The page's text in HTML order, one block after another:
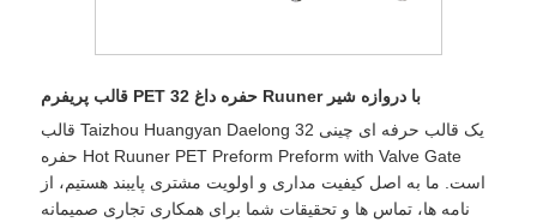
قالب پریفرم PET 32 حفره داغ Ruuner با دروازه شیر
قالب Taizhou Huangyan Daelong یک قالب حرفه ای چینی 32
حفره Hot Ruuner PET Preform Preform with Valve Gate
است. ما به اصل کیفیت مداری و اولویت مشتری پایبند هستیم، از
نامه ها، تماس ها و تحقیقات شما برای همکاری تجاری صمیمانه